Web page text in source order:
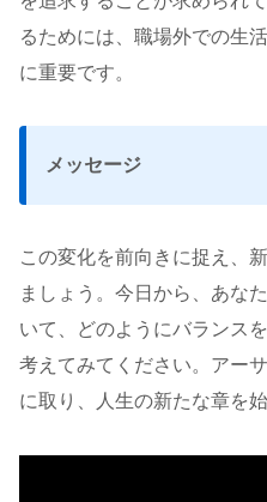
るためには、職場外での生
に重要です。
メッセージ
この変化を前向きに捉え、
ましょう。今日から、あな
いて、どのようにバランス
考えてみてください。アー
に取り、人生の新たな章を